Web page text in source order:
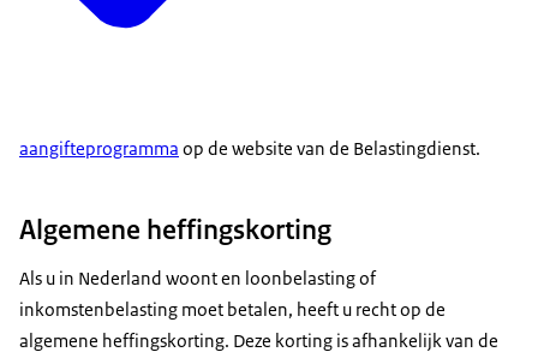
aangifteprogramma op de website van de Belastingdienst.
Algemene heffingskorting
Als u in Nederland woont en loonbelasting of
inkomstenbelasting moet betalen, heeft u recht op de
algemene heffingskorting. Deze korting is afhankelijk van de